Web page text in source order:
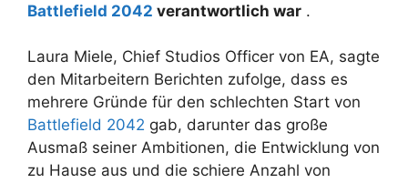
Battlefield 2042 verantwortlich war .
Laura Miele, Chief Studios Officer von EA, sagte
den Mitarbeitern Berichten zufolge, dass es
mehrere Gründe für den schlechten Start von
Battlefield 2042 gab, darunter das große
Ausmaß seiner Ambitionen, die Entwicklung von
zu Hause aus und die schiere Anzahl von